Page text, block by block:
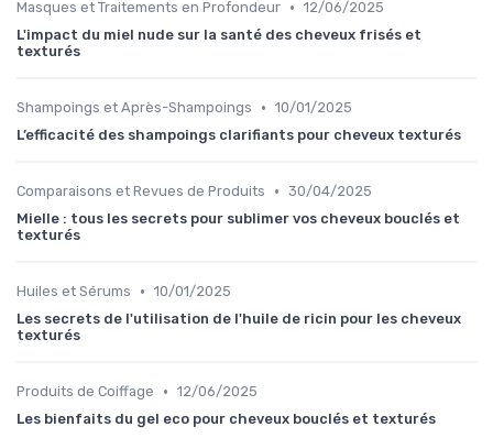
Masques et Traitements en Profondeur • 12/06/2025
L'impact du miel nude sur la santé des cheveux frisés et
texturés
Shampoings et Après-Shampoings • 10/01/2025
L’efficacité des shampoings clarifiants pour cheveux texturés
Comparaisons et Revues de Produits • 30/04/2025
Mielle : tous les secrets pour sublimer vos cheveux bouclés et
texturés
Huiles et Sérums • 10/01/2025
Les secrets de l'utilisation de l'huile de ricin pour les cheveux
texturés
Produits de Coiffage • 12/06/2025
Les bienfaits du gel eco pour cheveux bouclés et texturés